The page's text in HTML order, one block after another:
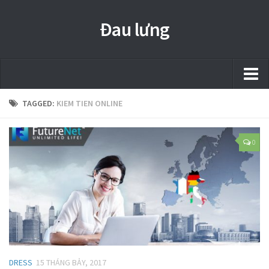
Đau lưng
Trang chủ
Thảo mộc
Shop
Dress
Health
Beauty
TAGGED: KIEM TIEN ONLINE
0
DRESS 15 THÁNG BẢY, 2017